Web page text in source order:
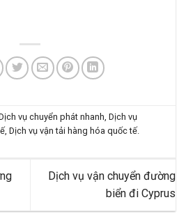
vụ chuyển phát nhanh,Dịch vụ
,Dịch vụ vận tải hàng hóa quốc tế.
Dịch vụ vận chuyển đường
biển đi Cyprus